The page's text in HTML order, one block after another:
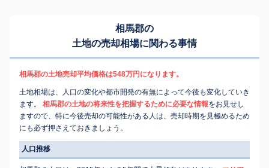
相馬郡の
土地の売却相場に関わる事情
相馬郡の土地売却平均価格は548万円になります。
土地相場は、人口の変化や都市開発の有無によって今後も変化していき
ます。
相馬郡の土地の将来性を把握するために必要な情報をお見せし
ますので、特に今後売却の可能性がある人は、売却時期を見極めるため
にも必ず押さえておきましょう。
人口推移